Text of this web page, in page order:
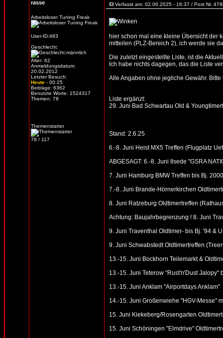
rasse
Arbeitsloser Tuning Freak
User-ID:483
Geschlecht:
Alter: 62
Anmeldungsdatum:
20.02.2012
Letzter Besuch:
Heute - 00:25
Beiträge: 6362
Benutzte Worte: 1524317
Themen: 78
Themenstarter
78 / 117
Verfasst am: 02.06.2025 - 16:37 / Post Nr.
hier schon mal eine kleine Übersicht der
mitteilen (PLZ-Bereich 2), ich werde sie
Die zuletzt eingestellte Liste, ist die
Ich habe nichts dagegen, das die Liste
Alle Angaben ohne jegliche Gewähr.
Liste ergänzt:
29. Juni Bad Schwartau Old &
Stand: 2.6.25
6.-8. Juni Heist MX5 Treffen (Flugplatz
ABGESAGT: 6.-8. Juni Ilsede "GSRA
7. Juni Hamburg BMW Treffen bis Bj.
7.-8. Juni Brande-Hörnerkirchen
8. Juni Ratzeburg Oldtimertreffen
Achtung: Baujahrbegrenzung ! 8. Juni
9. Juni Traventhal Oldtimer- bis Bj. '94 &
9. Juni Schwabstedt Oldtimertreffen
13.-15. Juni Bockhorn Teilemarkt &
13.-15. Juni Teterow "Rust'n'Dust
13.-15. Juni Anklam "Airportdays Anklam"
14.-15. Juni Großenwiehe "HGV-Messe"
15. Juni Kiekeberg/Rosengarten
15. Juni Schöningen "Elmdrive"